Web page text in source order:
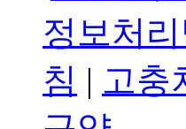
정보처
침 | 고충